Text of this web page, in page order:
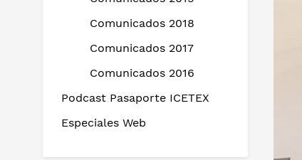
Comunicados 2018
Comunicados 2017
Comunicados 2016
Podcast Pasaporte ICETEX
Especiales Web